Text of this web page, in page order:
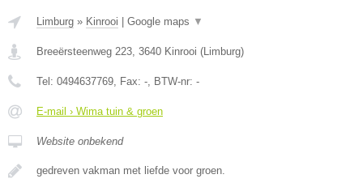
Limburg » Kinrooi Google maps ▼
Breeërsteenweg 223, 3640 Kinrooi (Limburg)
Tel: 0494637769, Fax: -, BTW-nr: -
E-mail › Wima tuin & groen
Website onbekend
gedreven vakman met liefde voor groen.